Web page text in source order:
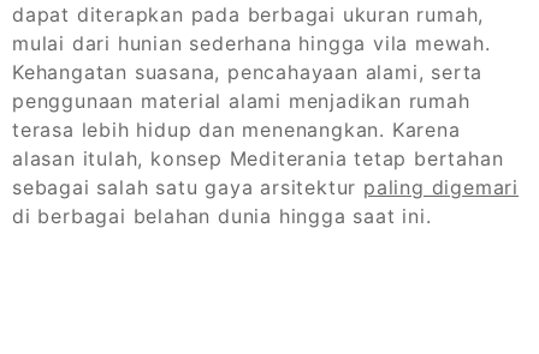
dapat diterapkan pada berbagai ukuran rumah,
mulai dari hunian sederhana hingga vila mewah.
Kehangatan suasana, pencahayaan alami, serta
penggunaan material alami menjadikan rumah
terasa lebih hidup dan menenangkan. Karena
alasan itulah, konsep Mediterania tetap bertahan
sebagai salah satu gaya arsitektur paling digemari
di berbagai belahan dunia hingga saat ini.